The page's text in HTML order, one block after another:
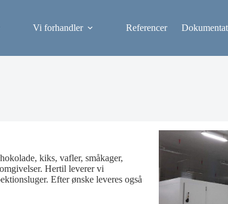
Vi forhandler Referencer
kiks, vafler, småkager,
Hertil leverer vi
Efter ønske leveres også